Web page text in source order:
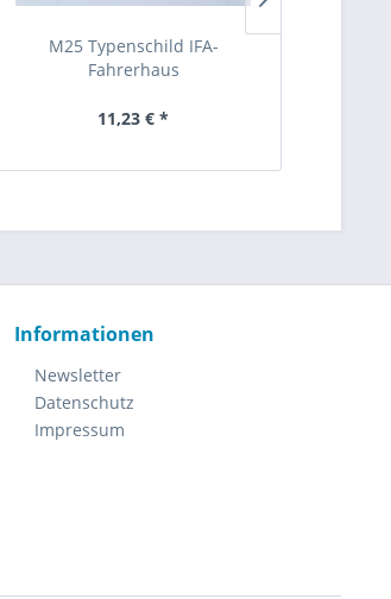
M25 Typenschild IFA-
Fahrerhaus
11,23 € *
Informationen
Newsletter
Datenschutz
Impressum